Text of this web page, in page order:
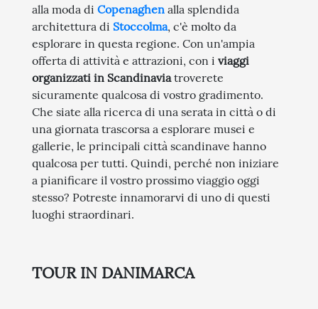
alla moda di Copenaghen alla splendida
architettura di Stoccolma, c'è molto da
esplorare in questa regione. Con un'ampia
offerta di attività e attrazioni, con i viaggi
organizzati in Scandinaviatroverete
sicuramente qualcosa di vostro gradimento.
Che siate alla ricerca di una serata in città o di
una giornata trascorsa a esplorare musei e
gallerie, le principali città scandinave hanno
qualcosa per tutti. Quindi, perché non iniziare
a pianificare il vostro prossimo viaggio oggi
stesso? Potreste innamorarvi di uno di questi
luoghi straordinari.
TOUR IN DANIMARCA